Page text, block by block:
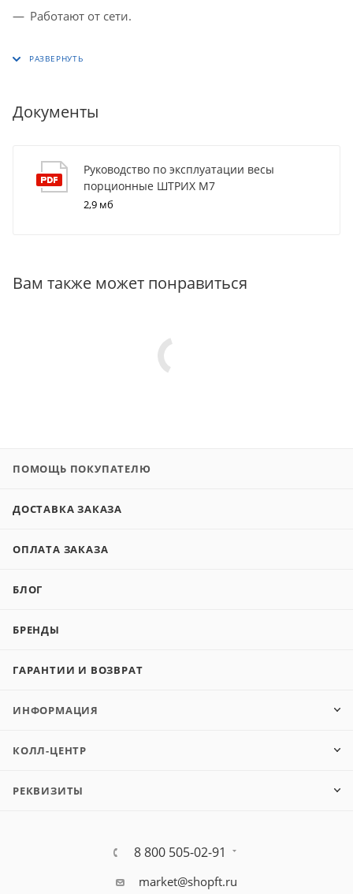
Работают от сети.
Документы
Руководство по эксплуатации весы
порционные ШТРИХ М7
2,9 мб
Вам также может понравиться
ПОМОЩЬ ПОКУПАТЕЛЮ
ДОСТАВКА ЗАКАЗА
ОПЛАТА ЗАКАЗА
БЛОГ
БРЕНДЫ
ГАРАНТИИ И ВОЗВРАТ
ИНФОРМАЦИЯ
КОЛЛ-ЦЕНТР
РЕКВИЗИТЫ
8 800 505-02-91
market@shopft.ru